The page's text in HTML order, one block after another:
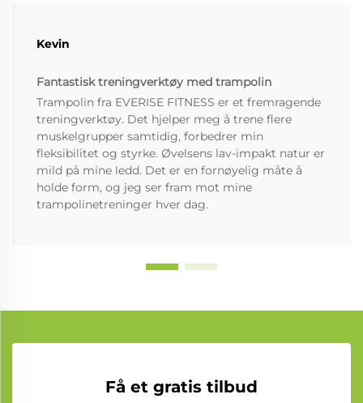
Kevin
Fantastisk treningverktøy med trampolin
Trampolin fra EVERISE FITNESS er et fremragende
treningverktøy. Det hjelper meg å trene flere
muskelgrupper samtidig, forbedrer min
fleksibilitet og styrke. Øvelsens lav-impakt natur er
mild på mine ledd. Det er en fornøyelig måte å
holde form, og jeg ser fram mot mine
trampolinetreninger hver dag.
Få et gratis tilbud